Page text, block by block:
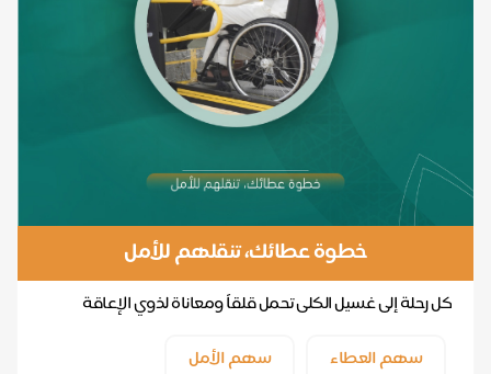
خطوة عطائك، تنقلهم للأمل
كل رحلة إلى غسيل الكلى تحمل قلقاً ومعاناة لذوي الإعاقة
سهم العطاء
سهم الأمل